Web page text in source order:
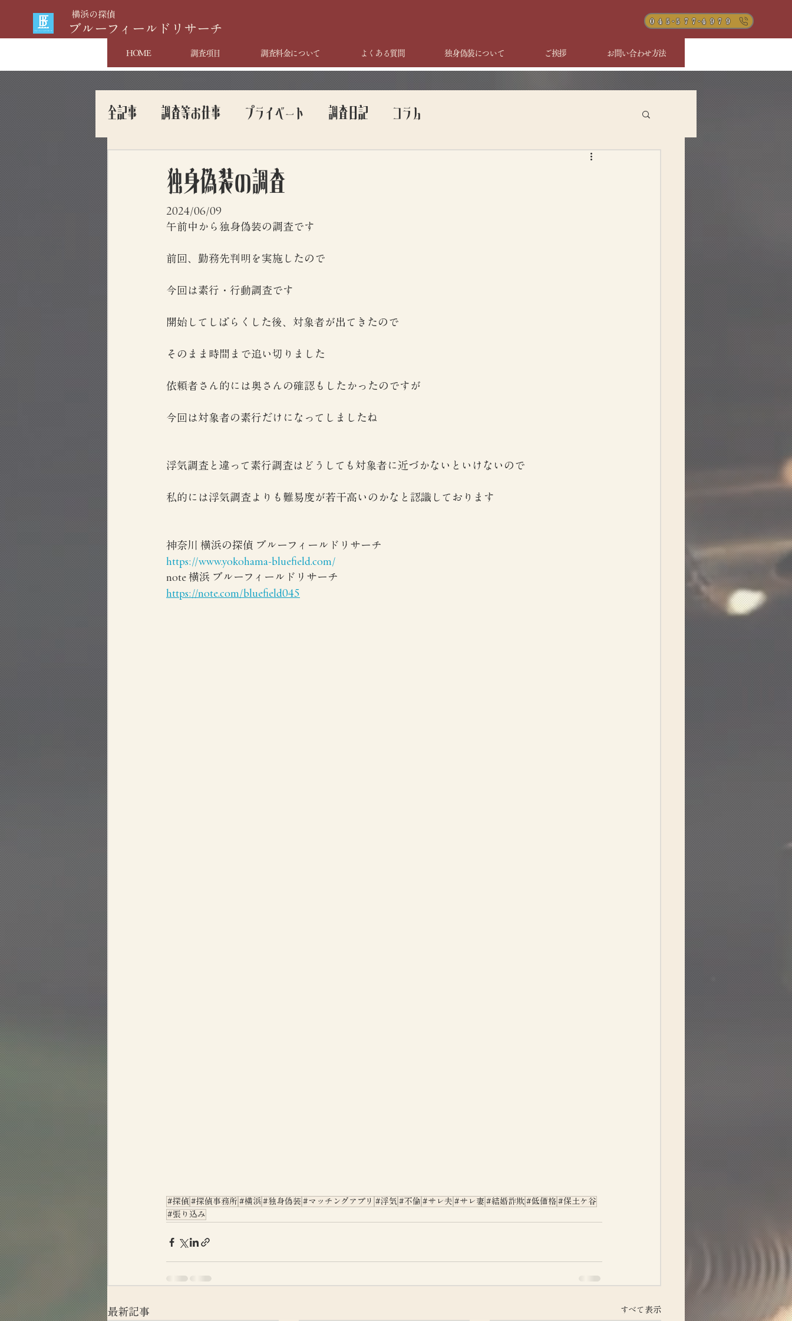
​横浜の探偵
​ブルーフィールドリサーチ
０４５-５７７-４９７９
HOME 調査項目 調査料金について よくある質問 独身偽装について ご挨拶 お問い合わせ方法
全記事 調査等お仕事 プライベート 調査日記 コラム
独身偽装の調査
2024/06/09
午前中から独身偽装の調査です
前回、勤務先判明を実施したので
今回は素行・行動調査です
開始してしばらくした後、対象者が出てきたので
そのまま時間まで追い切りました
依頼者さん的には奥さんの確認もしたかったのですが
今回は対象者の素行だけになってしましたね
浮気調査と違って素行調査はどうしても対象者に近づかないといけないので
私的には浮気調査よりも難易度が若干高いのかなと認識しております
神奈川 横浜の探偵 ブルーフィールドリサーチ
https://www.yokohama-bluefield.com/
note 横浜 ブルーフィールドリサーチ
https://note.com/bluefield045
#探偵 #探偵事務所 #横浜 #独身偽装 #マッチングアプリ #浮気 #不倫 #サレ夫 #サレ妻 #結婚詐欺 #低価格 #保土ケ谷
#張り込み
最新記事 すべて表示